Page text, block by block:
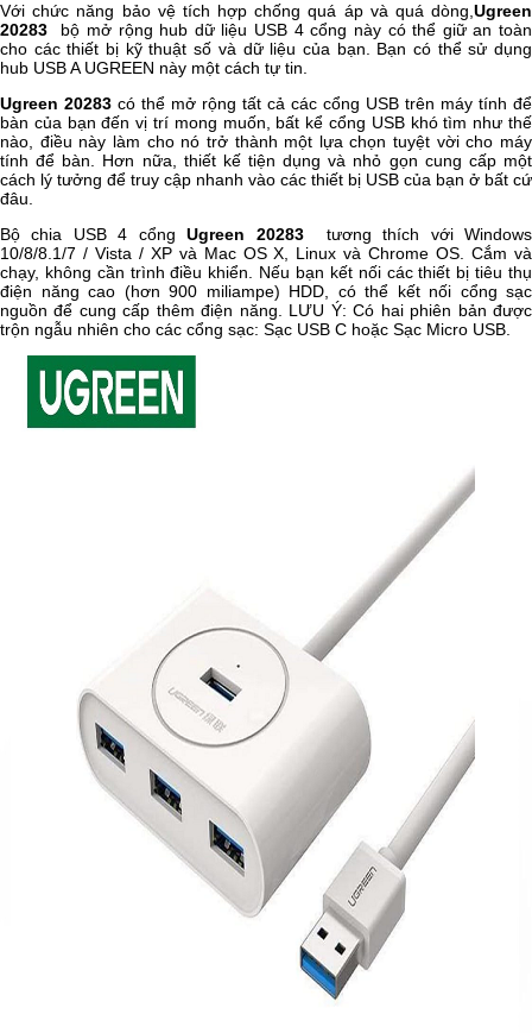
Với chức năng bảo vệ tích hợp chống quá áp và quá dòng, Ugreen
20283
bộ mở rộng hub dữ liệu USB 4 cổng này có thể giữ an toàn
cho các thiết bị kỹ thuật số và dữ liệu của bạn. Bạn có thể sử dụng
hub USB A UGREEN này một cách tự tin.
Ugreen 20283 có thể mở rộng tất cả các cổng USB trên máy tính để
bàn của bạn đến vị trí mong muốn, bất kể cổng USB khó tìm như thế
nào, điều này làm cho nó trở thành một lựa chọn tuyệt vời cho máy
tính để bàn. Hơn nữa, thiết kế tiện dụng và nhỏ gọn cung cấp một
cách lý tưởng để truy cập nhanh vào các thiết bị USB của bạn ở bất cứ
đâu.
Bộ chia USB 4 cổngUgreen 20283
tương thích với Windows
10/8/8.1/7 / Vista / XP và Mac OS X, Linux và Chrome OS. Cắm và
chạy, không cần trình điều khiển. Nếu bạn kết nối các thiết bị tiêu thụ
điện năng cao (hơn 900 miliampe) HDD, có thể kết nối cổng sạc
nguồn để cung cấp thêm điện năng. LƯU Ý: Có hai phiên bản được
trộn ngẫu nhiên cho các cổng sạc: Sạc USB C hoặc Sạc Micro USB.